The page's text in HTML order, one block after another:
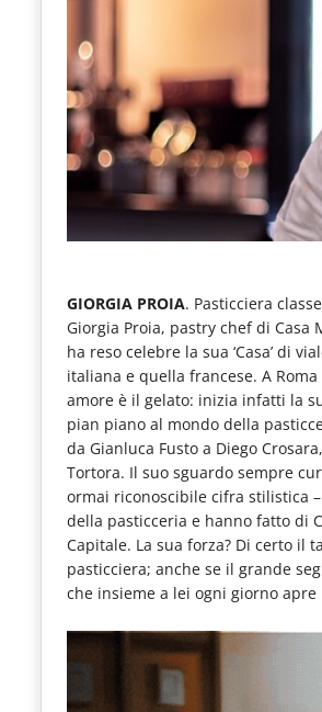
GIORGIA PROIA. Pasticciera
Giorgia Proia, pastry chef di
ha reso celebre la sua ‘Casa’ di
italiana e quella francese. A
amore è il gelato: inizia infatti la
pian piano al mondo della
da Gianluca Fusto a Diego
Tortora. Il suo sguardo sempre
ormai riconoscibile cifra stilistica
della pasticceria e hanno fatto di
Capitale. La sua forza? Di certo il
pasticciera; anche se il grande
che insieme a lei ogni giorno